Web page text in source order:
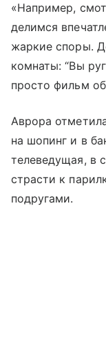
«Например,
делимся
жаркие споры.
комнаты: “Вы
просто фильм
Аврора
на шопинг и в
телеведущая, в
страсти к
подругами.